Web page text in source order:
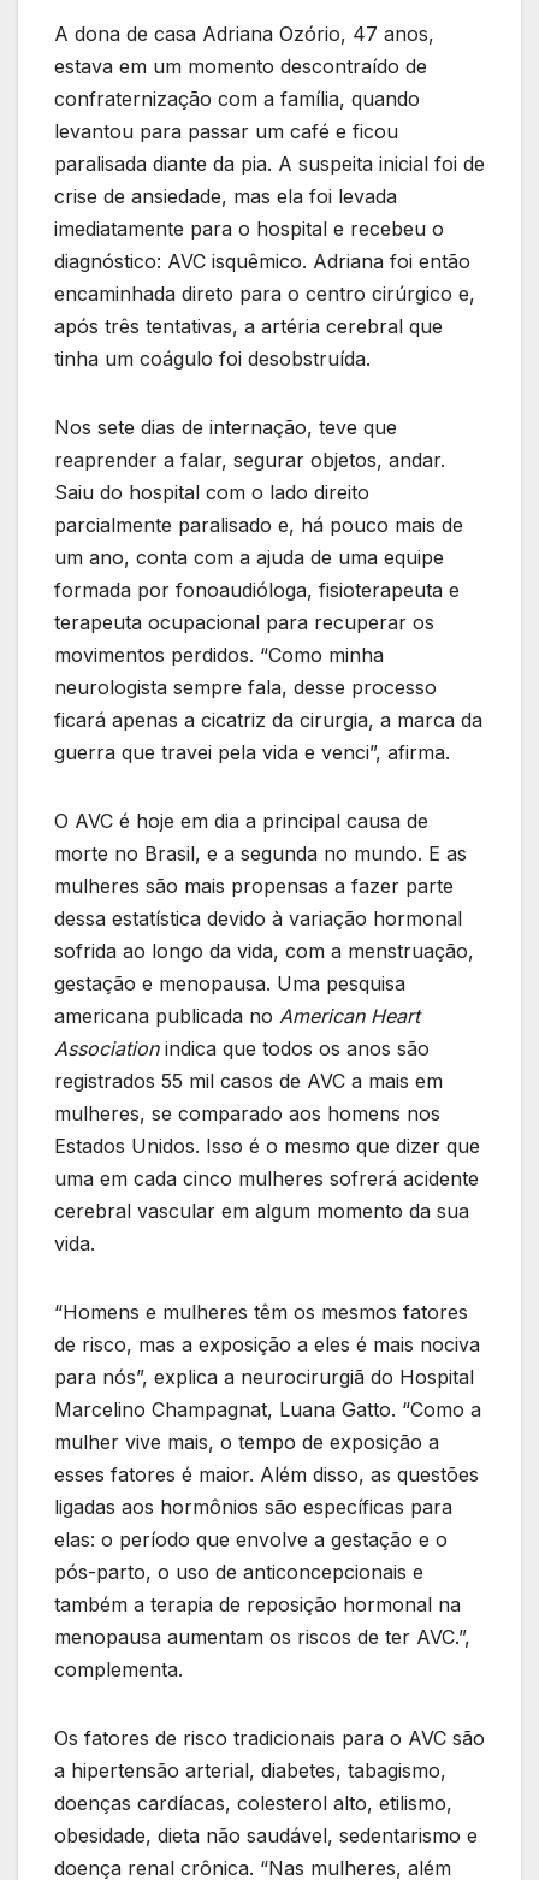
A dona de casa Adriana Ozório, 47 anos,
estava em um momento descontraído de
confraternização com a família, quando
levantou para passar um café e ficou
paralisada diante da pia. A suspeita inicial foi de
crise de ansiedade, mas ela foi levada
imediatamente para o hospital e recebeu o
diagnóstico: AVC isquêmico. Adriana foi então
encaminhada direto para o centro cirúrgico e,
após três tentativas, a artéria cerebral que
tinha um coágulo foi desobstruída.
Nos sete dias de internação, teve que
reaprender a falar, segurar objetos, andar.
Saiu do hospital com o lado direito
parcialmente paralisado e, há pouco mais de
um ano, conta com a ajuda de uma equipe
formada por fonoaudióloga, fisioterapeuta e
terapeuta ocupacional para recuperar os
movimentos perdidos. “Como minha
neurologista sempre fala, desse processo
ficará apenas a cicatriz da cirurgia, a marca da
guerra que travei pela vida e venci”, afirma.
O AVC é hoje em dia a principal causa de
morte no Brasil, e a segunda no mundo. E as
mulheres são mais propensas a fazer parte
dessa estatística devido à variação hormonal
sofrida ao longo da vida, com a menstruação,
gestação e menopausa. Uma pesquisa
americana publicada no American Heart
Associationindica que todos os anos são
registrados 55 mil casos de AVC a mais em
mulheres, se comparado aos homens nos
Estados Unidos. Isso é o mesmo que dizer que
uma em cada cinco mulheres sofrerá acidente
cerebral vascular em algum momento da sua
vida.
“Homens e mulheres têm os mesmos fatores
de risco, mas a exposição a eles é mais nociva
para nós”, explica a neurocirurgiã do Hospital
Marcelino Champagnat, Luana Gatto. “Como a
mulher vive mais, o tempo de exposição a
esses fatores é maior. Além disso, as questões
ligadas aos hormônios são específicas para
elas: o período que envolve a gestação e o
pós-parto, o uso de anticoncepcionais e
também a terapia de reposição hormonal na
menopausa aumentam os riscos de ter AVC.”,
complementa.
Os fatores de risco tradicionais para o AVC são
a hipertensão arterial, diabetes, tabagismo,
doenças cardíacas, colesterol alto, etilismo,
obesidade, dieta não saudável, sedentarismo e
doença renal crônica. “Nas mulheres, além